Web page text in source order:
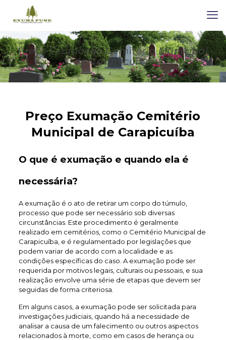
Preço Exumação Cemitério Municipal
de Carapicuíba
Preço Exumação Cemitério
Municipal de Carapicuíba
O que é exumação e quando ela é
necessária?
A exumação é o ato de retirar um corpo do túmulo,
processo que pode ser necessário sob diversas
circunstâncias. Este procedimento é geralmente
realizado em cemitérios, como o Cemitério Municipal de
Carapicuíba, e é regulamentado por legislações que
podem variar de acordo com a localidade e as
condições específicas do caso. A exumação pode ser
requerida por motivos legais, culturais ou pessoais, e sua
realização envolve uma série de etapas que devem ser
seguidas de forma criteriosa.
Em alguns casos, a exumação pode ser solicitada para
investigações judiciais, quando há a necessidade de
analisar a causa de um falecimento ou outros aspectos
relacionados à morte, como em casos de herança ou